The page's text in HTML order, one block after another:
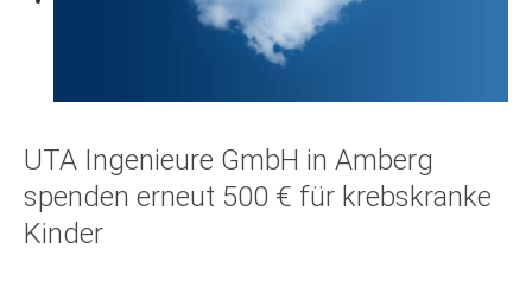
UTA Ingenieure GmbH in Amberg
spenden erneut 500 € für krebskranke
Kinder